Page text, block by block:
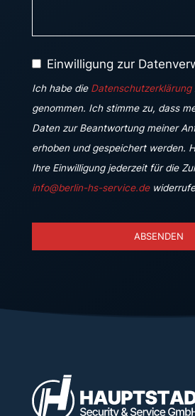
Einwilligung zur
Ich habe die Datenschutzerklärung
genommen. Ich stimme zu, dass
Daten zur Beantwortung meiner
erhoben und gespeichert werden.
Ihre Einwilligung jederzeit für die
info@berlin-hs-service.de
ABSENDEN
e
F
e